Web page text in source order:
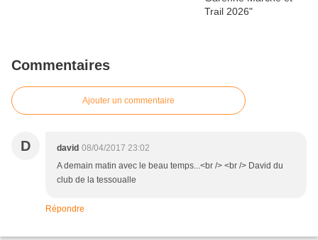
Commentaires
Ajouter un commentaire
D david 08/04/2017 23:02
A demain matin avec le beau temps...<br /> <br /> David du
club de la tessoualle
Répondre